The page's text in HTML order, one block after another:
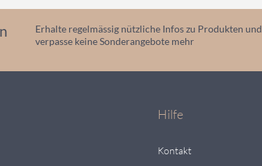
Erhalte regelmässig nützliche Infos zu Produkten und
verpasse keine Sonderangebote mehr
Hilfe
Kontakt